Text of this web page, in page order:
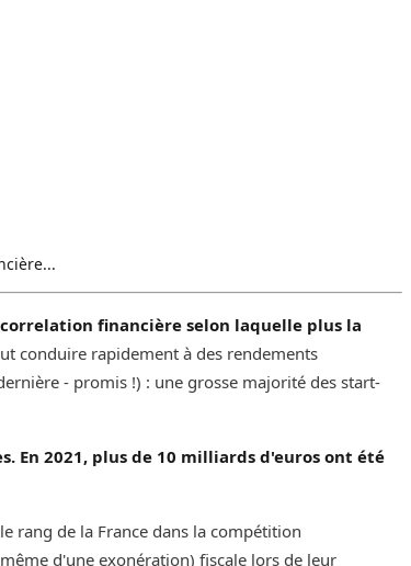
financière selon laquelle plus la
conduire rapidement à des rendements
- promis !) : une grosse majorité des start-
En 2021, plus de 10 milliards d'euros ont été
rang de la France dans la compétition
d'une exonération) fiscale lors de leur